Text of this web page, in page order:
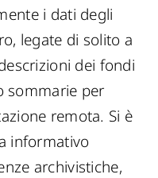
i dati degli
legate di solito a
dei fondi
sommarie per
remota. Si è
informativo
archivistiche,